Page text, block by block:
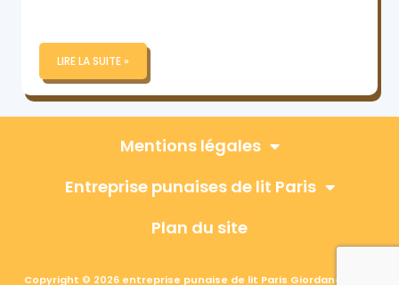
LIRE LA SUITE »
Mentions légales
Entreprise punaises de lit Paris
Plan du site
Copyright © 2026 entreprise punaise de lit Paris Giordano, Tous